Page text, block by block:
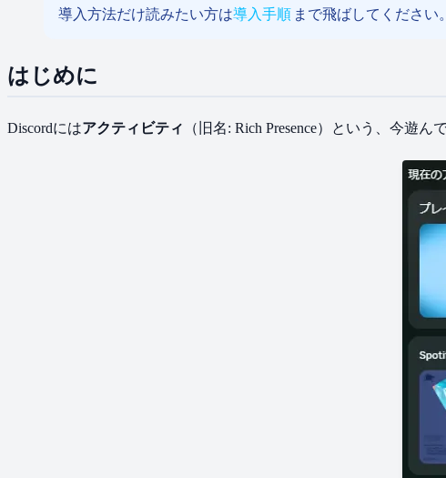
導入方​法だけ読みたい方は​導入手順まで​飛ばしてください。
はじめに
Discordには​アクティビティ （旧名: Rich Presence）と​いう、​今​遊